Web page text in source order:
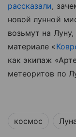
рассказали,
новой лунной
возьмут на
материале «
как экипаж
метеоритов по
космос